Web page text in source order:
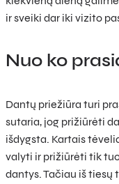
ir sveiki dar iki vizito
Nuo ko
Dantų priežiūra turi
sutaria, jog prižiūrėti
išdygsta. Kartais
valyti ir prižiūrėti tik
dantys. Tačiau iš tiesų